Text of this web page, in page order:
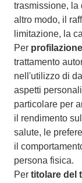
trasmissione, la
altro modo, il
limitazione, la
Per profilazione
trattamento
nell'utilizzo di
aspetti
particolare per
il rendimento
salute, le
il
persona fisica.
Per titolare del